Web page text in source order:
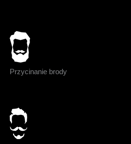
Przycinanie brody